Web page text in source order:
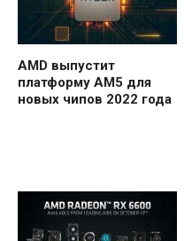
AMD выпустит
платформу AM5 для
новых чипов 2022 года